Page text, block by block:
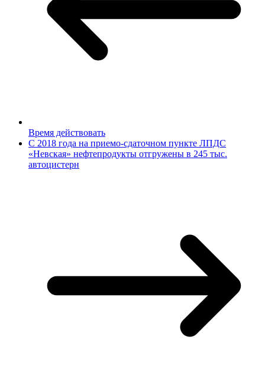
Время действовать
С 2018 года на приемо-сдаточном пункте ЛПДС
«Невская» нефтепродукты отгружены в 245 тыс.
автоцистерн